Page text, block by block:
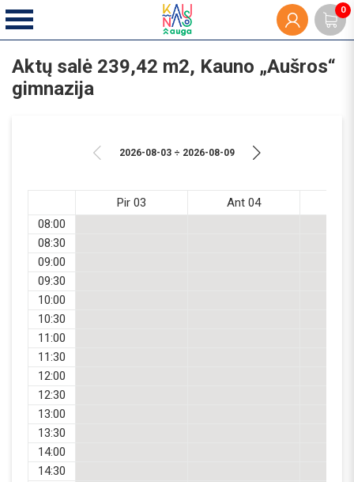
Aktų salė 239,42 m2, Kauno „Aušros“
gimnazija
2026-08-03 ÷ 2026-08-09
Pir 03 Ant 04
08:00
08:30
09:00
09:30
10:00
10:30
11:00
11:30
12:00
12:30
13:00
13:30
14:00
14:30
0